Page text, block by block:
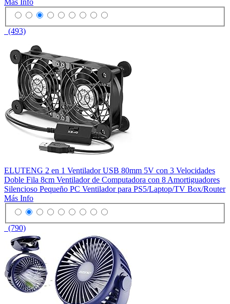
(493)
ELUTENG 2 en 1 Ventilador USB 80mm 5V con 3 Velocidades
Doble Fila 8cm Ventilador de Computadora con 8 Amortiguadores
Silencioso Pequeño PC Ventilador para PS5/Laptop/TV Box/Router
Más Info
(790)